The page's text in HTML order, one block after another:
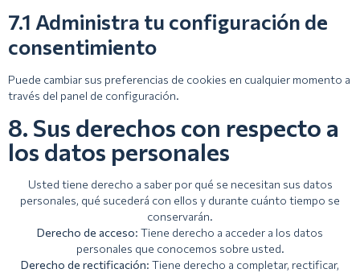
7.1 Administra tu configuración de
consentimiento
Puede cambiar sus preferencias de cookies en cualquier momento a
través del panel de configuración.
8. Sus derechos con respecto a
los datos personales
Usted tiene derecho a saber por qué se necesitan sus datos
personales, qué sucederá con ellos y durante cuánto tiempo se
conservarán.
Derecho de acceso: Tiene derecho a acceder a los datos
personales que conocemos sobre usted.
Derecho de rectificación: Tiene derecho a completar, rectificar,